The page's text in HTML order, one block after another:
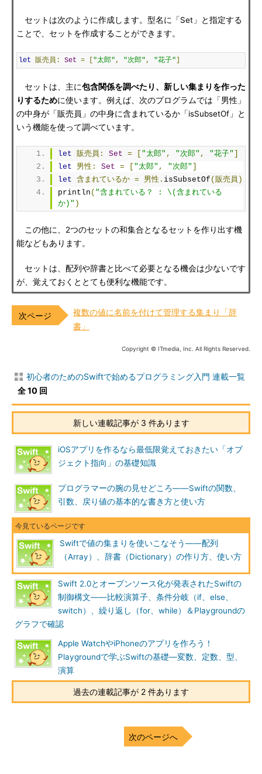
セットは次のように作成します。型名に「Set」と指定する
ことで、セットを作成することができます。
let 販売員: Set = "太郎", "次郎", "花子"
セットは、主に包含関係を調べたり、新しい集まりを作った
りするために使います。例えば、次のプログラムでは「男性」
の中身が「販売員」の中身に含まれているか「isSubsetOf」と
いう機能を使って調べています。
let 販売員: Set = "太郎" , "次郎" , "花子"
let 男性: Set = "太郎" , "次郎"
let 含まれているか = 男性. isSubsetOf (販売員)
println ( "含まれている？ : \(含まれている
か)" )
この他に、2つのセットの和集合となるセットを作り出す機
能などもあります。
セットは、配列や辞書と比べて必要となる機会は少ないです
が、覚えておくととても便利な機能です。
複数の値に名前を付けて管理する集まり「辞
書」
Copyright © ITmedia, Inc. All Rights Reserved.
初心者のためのSwiftで始めるプログラミング入門 連載一覧
全 10 回
新しい連載記事が 3 件あります
iOSアプリを作るなら最低限覚えておきたい「オブ
ジェクト指向」の基礎知識
プログラマーの腕の見せどころ――Swiftの関数、
引数、戻り値の基本的な書き方と使い方
Swiftで値の集まりを使いこなそう――配列
（Array）、辞書（Dictionary）の作り方、使い方
Swift 2.0とオープンソース化が発表されたSwiftの
制御構文――比較演算子、条件分岐（if、else、
switch）、繰り返し（for、while）＆Playgroundの
グラフで確認
Apple WatchやiPhoneのアプリを作ろう！
Playgroundで学ぶSwiftの基礎―変数、定数、型、
演算
過去の連載記事が 2 件あります
次のページへ